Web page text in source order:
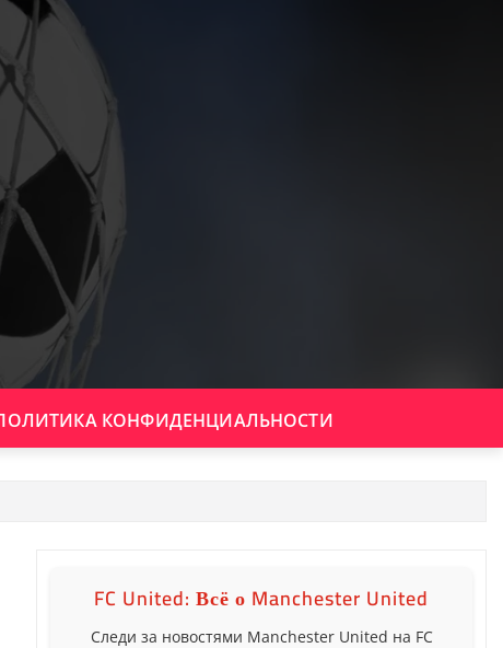
КОНФИДЕНЦИАЛЬНОСТИ
FC United: Всё о Manchester United
Следи за новостями Manchester United на FC